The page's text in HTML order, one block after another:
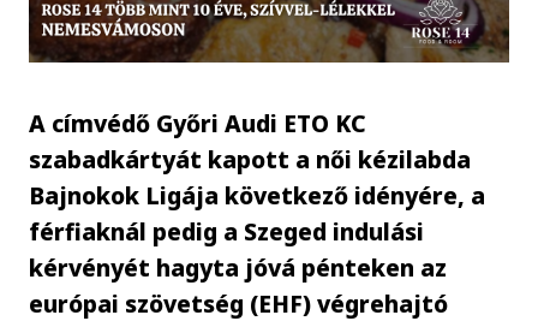
A címvédő Győri Audi ETO KC
szabadkártyát kapott a női kézilabda
Bajnokok Ligája következő idényére, a
férfiaknál pedig a Szeged indulási
kérvényét hagyta jóvá pénteken az
európai szövetség (EHF) végrehajtó